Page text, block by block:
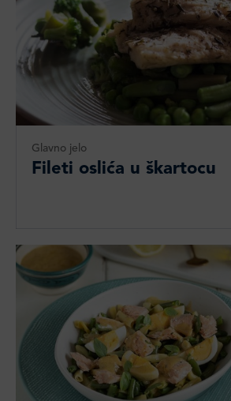
Glavno jelo
Fileti oslića u škartocu